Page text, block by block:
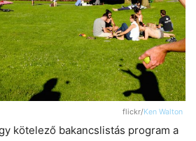
flickr/Ken Walton
kötelező bakancslistás program a